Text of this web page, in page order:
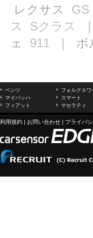
レクサス GS
ス
Sクラス
ェ 911 ｜ ボ
ベンツ フォルクスワ
マイバッハ
スマート
フィアット
マセラティ
利用規約 | お問い合わせ | プライバ